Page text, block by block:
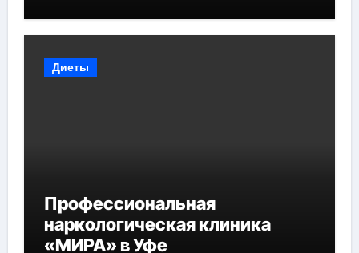
Диеты
Профессиональная
наркологическая клиника
«МИРА» в Уфе